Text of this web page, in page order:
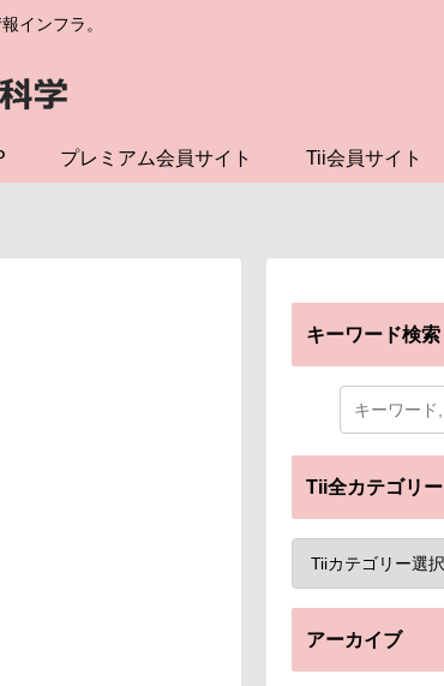
インフラ。
プレミアム会員サイト Tii会員サイト
キーワード検索
Tii全カテゴリー
アーカイブ